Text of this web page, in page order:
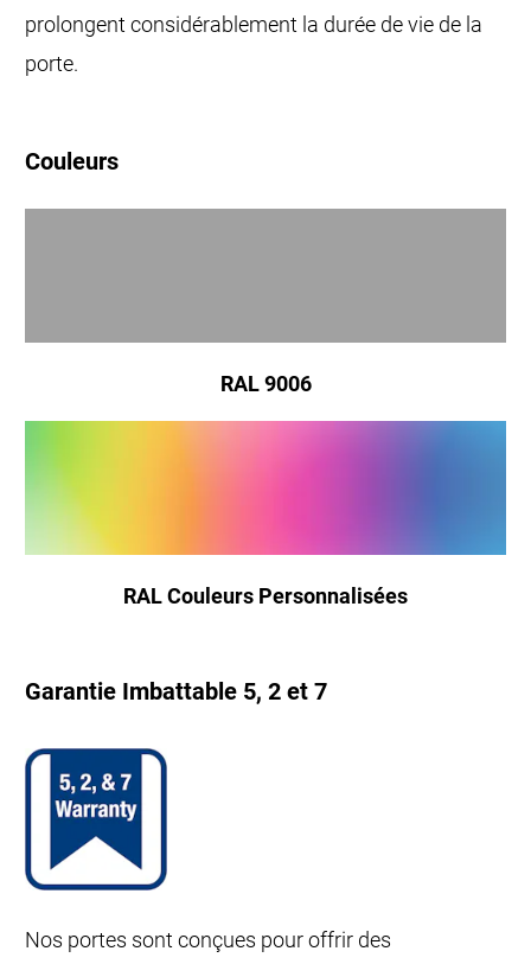
prolongent considérablement la durée de vie de la
porte.
Couleurs
RAL 9006
RAL Couleurs Personnalisées
Garantie Imbattable 5, 2 et 7
Nos portes sont conçues pour offrir des